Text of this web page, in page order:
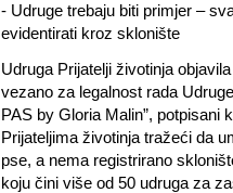
- Udruge trebaju biti primjer –
evidentirati kroz sklonište
Udruga Prijatelji životinja
vezano za legalnost rada
PAS by Gloria Malin”, potpisani
Prijateljima životinja tražeći da
pse, a nema registrirano
koju čini više od 50 udruga za